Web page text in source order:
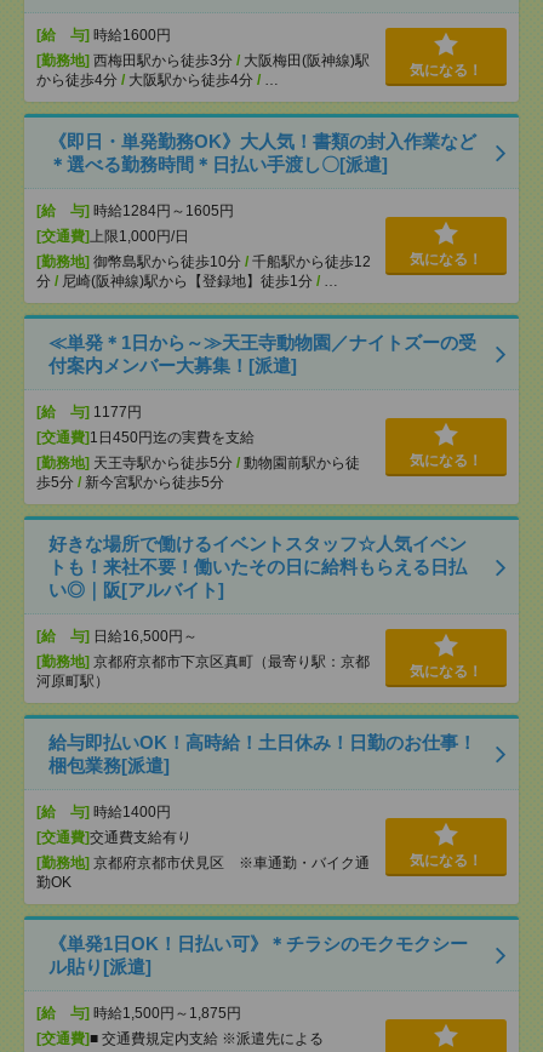
[給 与] 時給1600円
[勤務地] 西梅田駅から徒歩3分 / 大阪梅田(阪神線)駅
から徒歩4分 / 大阪駅から徒歩4分 / …
気になる！
《即日・単発勤務OK》大人気！書類の封入作業など
＊選べる勤務時間＊日払い手渡し〇[派遣]
[給 与] 時給1284円～1605円
[交通費] 上限1,000円/日
[勤務地] 御幣島駅から徒歩10分 / 千船駅から徒歩12
分 / 尼崎(阪神線)駅から【登録地】徒歩1分 / …
気になる！
≪単発＊1日から～≫天王寺動物園／ナイトズーの受
付案内メンバー大募集！[派遣]
[給 与] 1177円
[交通費] 1日450円迄の実費を支給
[勤務地] 天王寺駅から徒歩5分 / 動物園前駅から徒
歩5分 / 新今宮駅から徒歩5分
気になる！
好きな場所で働けるイベントスタッフ☆人気イベン
トも！来社不要！働いたその日に給料もらえる日払
い◎｜阪[アルバイト]
[給 与] 日給16,500円～
[勤務地] 京都府京都市下京区真町（最寄り駅：京都
河原町駅）
気になる！
給与即払いOK！高時給！土日休み！日勤のお仕事！
梱包業務[派遣]
[給 与] 時給1400円
[交通費]交通費支給有り
[勤務地] 京都府京都市伏見区 ※車通勤・バイク通
勤OK
気になる！
《単発1日OK！日払い可》＊チラシのモクモクシー
ル貼り[派遣]
[給 与] 時給1,500円～1,875円
[交通費]■ 交通費規定内支給 ※派遣先による